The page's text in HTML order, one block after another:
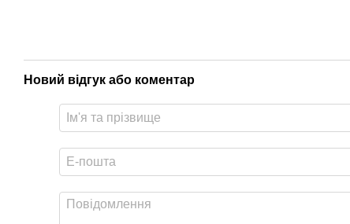
Новий відгук або коментар